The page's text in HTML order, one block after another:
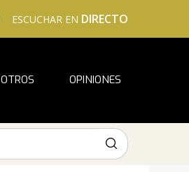
ESCUCHAR EN DIRECTO
OTROS OPINIONES